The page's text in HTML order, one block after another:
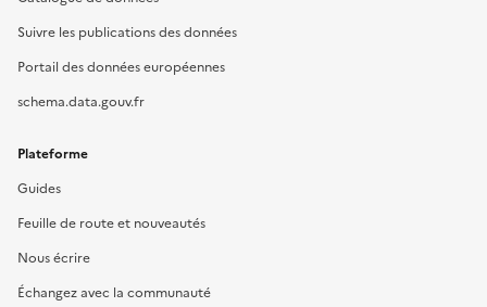
Suivre les publications des données
Portail des données européennes
schema.data.gouv.fr
Plateforme
Guides
Feuille de route et nouveautés
Nous écrire
Échangez avec la communauté